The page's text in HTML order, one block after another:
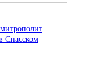
Спасском